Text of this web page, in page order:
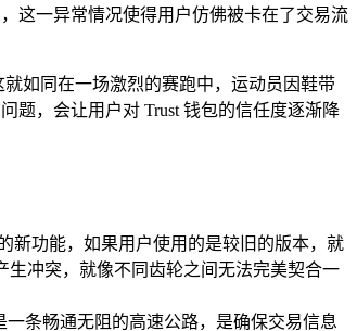
这一异常情况使得用户仿佛被卡在了交易流
如同在一场激烈的赛跑中，运动员因鞋带
题，会让用户对 Trust 钱包的信任度逐渐降
新功能，如果用户使用的是较旧的版本，就
冲突，就像不同齿轮之间无法完美契合一
条畅通无阻的高速公路，是确保交易信息